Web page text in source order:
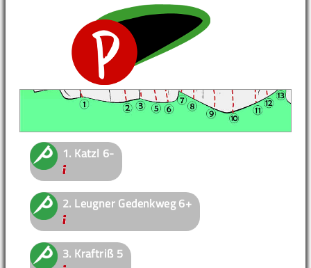
1. Katzl 6-
2. Leugner Gedenkweg6+
3. Kraftriß 5